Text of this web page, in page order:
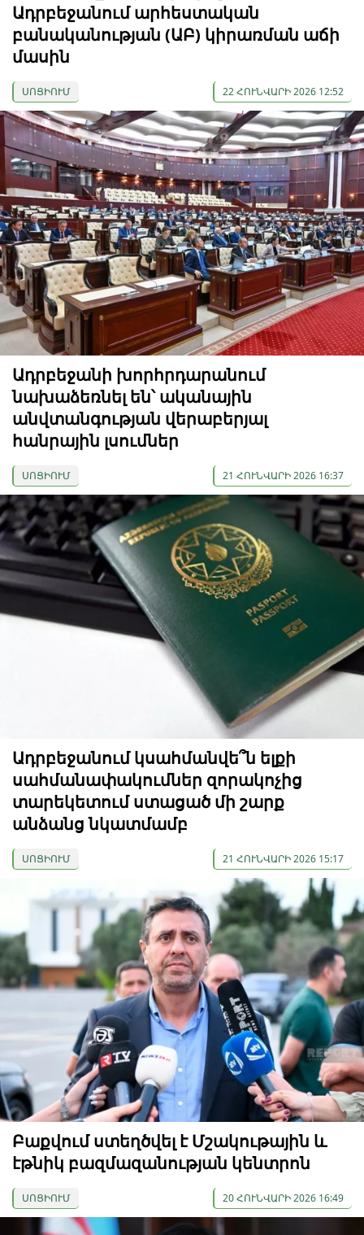
Ադրբեջանում արհեստական
բանականության (ԱԲ) կիրառման աճի
մասին
ՍՈՑԻՈՒՄ 22 ՀՈՒՆՎԱՐԻ 2026 12:52
Ադրբեջանի խորհրդարանում
նախաձեռնել են՝ ականային
անվտանգության վերաբերյալ
հանրային լսումներ
ՍՈՑԻՈՒՄ 21 ՀՈՒՆՎԱՐԻ 2026 16:37
Ադրբեջանում կսահմանվե՞ն ելքի
սահմանափակումներ զորակոչից
տարեկետում ստացած մի շարք
անձանց նկատմամբ
ՍՈՑԻՈՒՄ 21 ՀՈՒՆՎԱՐԻ 2026 15:17
Բաքվում ստեղծվել է Մշակութային և
էթնիկ բազմազանության կենտրոն
ՍՈՑԻՈՒՄ 20 ՀՈՒՆՎԱՐԻ 2026 16:49